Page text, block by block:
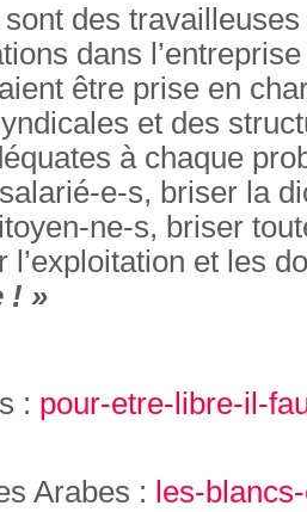
des
dans
être prise en
et des
à chaque
e-s, briser la
ne-s, briser
l’exploitation et les
! »
: pour-etre-libre-il-
Arabes : les-